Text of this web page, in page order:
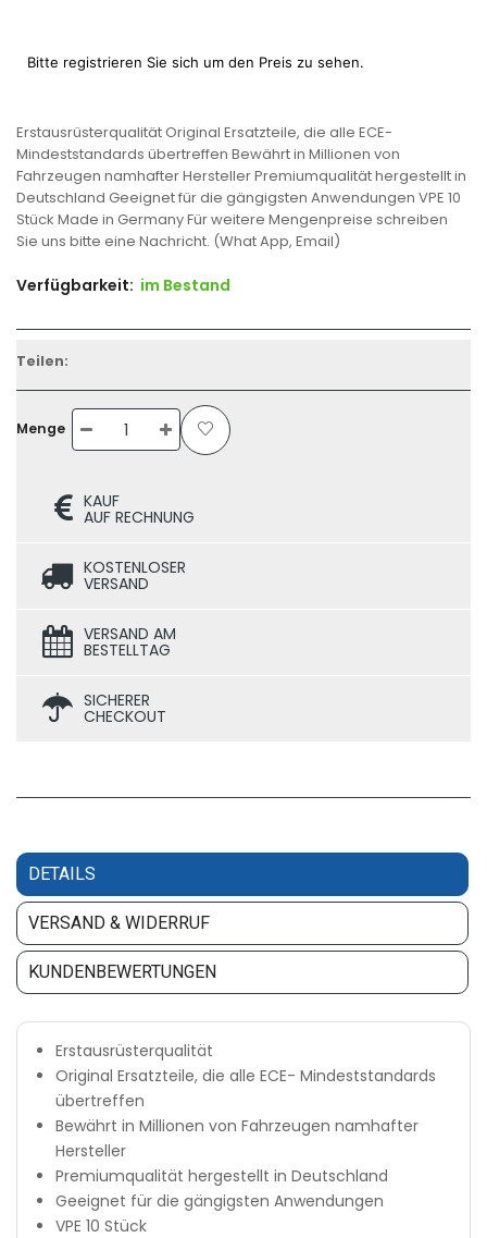
Preis
Bitte registrieren Sie sich um den Preis zu sehen.
Erstausrüsterqualität Original Ersatzteile, die alle ECE-
Mindeststandards übertreffen Bewährt in Millionen von
Fahrzeugen namhafter Hersteller Premiumqualität hergestellt in
Deutschland Geeignet für die gängigsten Anwendungen VPE 10
Stück Made in Germany Für weitere Mengenpreise schreiben
Sie uns bitte eine Nachricht. (What App, Email)
Verfügbarkeit: im Bestand
Teilen:
Menge
KAUF
AUF RECHNUNG
KOSTENLOSER
VERSAND
VERSAND AM
BESTELLTAG
SICHERER
CHECKOUT
DETAILS
VERSAND & WIDERRUF
KUNDENBEWERTUNGEN
Erstausrüsterqualität
Original Ersatzteile, die alle ECE- Mindeststandards
übertreffen
Bewährt in Millionen von Fahrzeugen namhafter
Hersteller
Premiumqualität hergestellt in Deutschland
Geeignet für die gängigsten Anwendungen
VPE 10 Stück